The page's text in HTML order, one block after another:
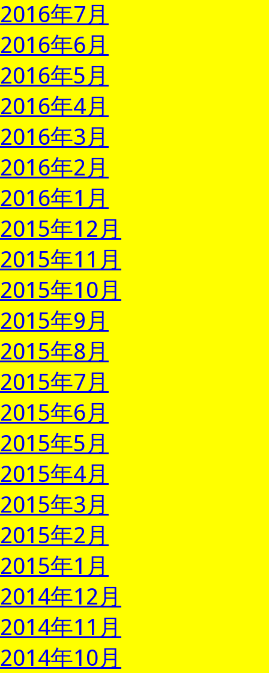
2016年7月
2016年6月
2016年5月
2016年4月
2016年3月
2016年2月
2016年1月
2015年12月
2015年11月
2015年10月
2015年9月
2015年8月
2015年7月
2015年6月
2015年5月
2015年4月
2015年3月
2015年2月
2015年1月
2014年12月
2014年11月
2014年10月